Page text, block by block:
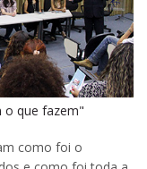
o que fazem"
como foi o